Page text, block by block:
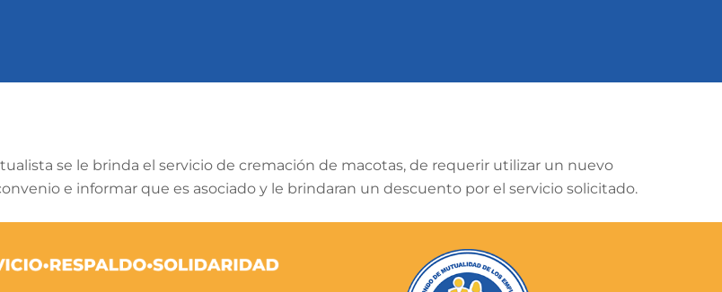
se le brinda el servicio de cremación de macotas, de requerir utilizar un nuevo
e informar que es asociado y le brindaran un descuento por el servicio solicitado.